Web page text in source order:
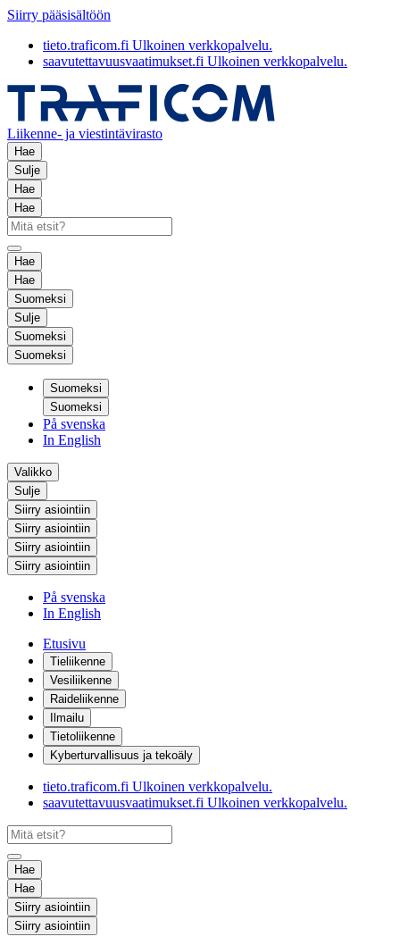
Siirry pääsisältöön
tieto.traficom.fi Ulkoinen verkkopalvelu.
saavutettavuusvaatimukset.fi Ulkoinen verkkopalvelu.
Liikenne- ja viestintävirasto
Hae
Sulje
Hae
Hae
Hae
Hae
Suomeksi
Sulje
Suomeksi
Suomeksi
Suomeksi
Suomeksi
På svenska
In English
Valikko
Sulje
Siirry asiointiin
Siirry asiointiin
Siirry asiointiin
Siirry asiointiin
På svenska
In English
Etusivu
Tieliikenne
Vesiliikenne
Raideliikenne
Ilmailu
Tietoliikenne
Kyberturvallisuus ja tekoäly
tieto.traficom.fi Ulkoinen verkkopalvelu.
saavutettavuusvaatimukset.fi Ulkoinen verkkopalvelu.
Hae
Hae
Siirry asiointiin
Siirry asiointiin